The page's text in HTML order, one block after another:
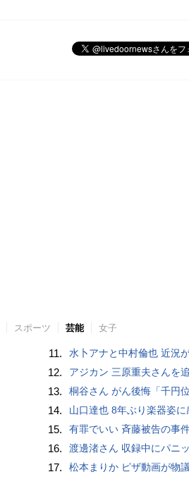
スポーツ 芸能 女子
11. 水卜アナと中村倫也 近況
12. アジカン 三原重夫さんを
13. 桐谷さん がん後悔「千円
14. 山口達也 8年ぶり楽器姿に
15. 有罪でいい 斉藤被告の事
16. 渡邊渚さん 収録中にパニ
17. 松本まりか ピザ動画が物